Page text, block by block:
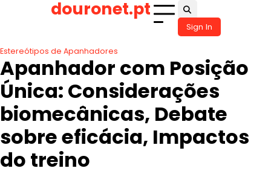
douronet.pt
Sign In
Estereótipos de Apanhadores
Apanhador com Posição
Única: Considerações
biomecânicas, Debate
sobre eficácia, Impactos
do treino